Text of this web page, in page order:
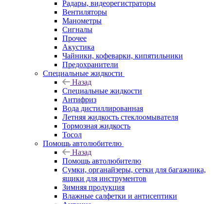
Радары, видеорегистраторы
Вентиляторы
Манометры
Сигналы
Прочее
Акустика
Чайники, кофеварки, кипятильники
Предохранители
Специальные жидкости
Назад
Специальные жидкости
Антифриз
Вода дистиллированная
Летняя жидкость стеклоомывателя
Тормозная жидкость
Тосол
Помощь автолюбителю
Назад
Помощь автолюбителю
Сумки, органайзеры, сетки для багажника,
ящики для инструментов
Зимняя продукция
Влажные салфетки и антисептики